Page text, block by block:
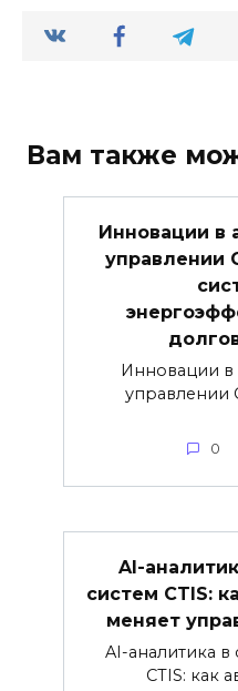
Вам также
Инновации в
управлении
Инновации в
управлении
0
AI-
систем CTIS:
меняет
AI-аналитика
CTIS: как